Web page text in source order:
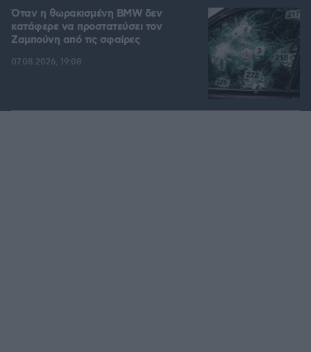
Όταν η θωρακισμένη BMW δεν
κατάφερε να προστατεύσει τον
Ζαμπούνη από τις σφαίρες
07.08.2026, 19:08